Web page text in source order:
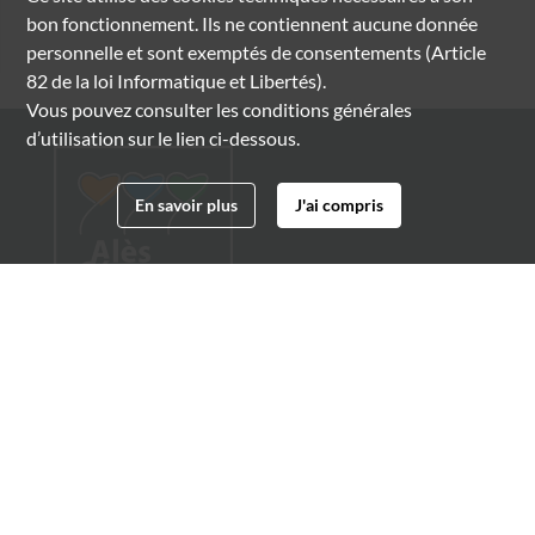
bon fonctionnement. Ils ne contiennent aucune donnée
personnelle et sont exemptés de consentements (Article
82 de la loi Informatique et Libertés).
Vous pouvez consulter les conditions générales
d’utilisation sur le lien ci-dessous.
En savoir plus J'ai compris